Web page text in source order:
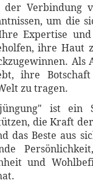
Verbindung
um die
Expertise
ihre Haut
Als
ihre
zu tragen.
ist ein
die Kraft
Beste aus
und